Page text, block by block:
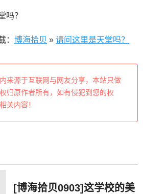
： 博海拾贝 » 请问这里是天堂吗？
来源于互联网与网友分享，本站只做
归原作者所有，如有侵犯到您的权
关内容！
[博海拾贝0903]这学校的美